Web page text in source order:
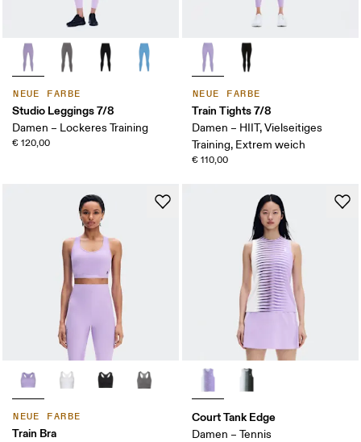
NEUE FARBE
Studio Leggings 7/8
Damen – Lockeres Training
€ 120,00
NEUE FARBE
Train Tights 7/8
Damen – HIIT, Vielseitiges
Training, Extrem weich
€ 110,00
NEUE FARBE
Train Bra
Court Tank Edge
Damen – Tennis